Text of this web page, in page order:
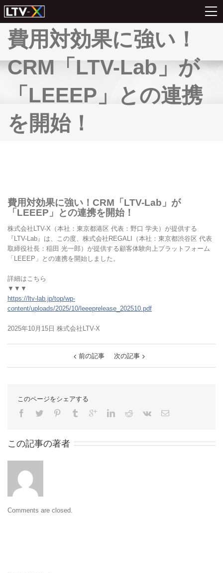
費用対効果に強い！
CRM「LTV-Lab」が
「LEEEP」との連携
を開始！
費用対効果に強い！CRM「LTV-Lab」が
「LEEEP」との連携を開始！
株式会社LTV-X（本社：東京都港区 代表：野口 学夫）が提供する
『LTV-Lab』は、この度、株式会社REGALI（本社：東京都渋谷区 代表
取締役社長：稲田 光一郎）が提供する顧客体験向上プラットフォーム
「LEEEP」との連携を開始しました。
詳細はこちら
▼▼▼
https://ltv-lab.jp/top/wp-
content/uploads/2025/10/leeeprelease_202510.pdf
2025年10月15日 株式会社LTV-X
前の記事 次の記事
このページをシェアする
この記事の著者
Comments are closed.